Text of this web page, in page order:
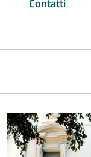
Contatti